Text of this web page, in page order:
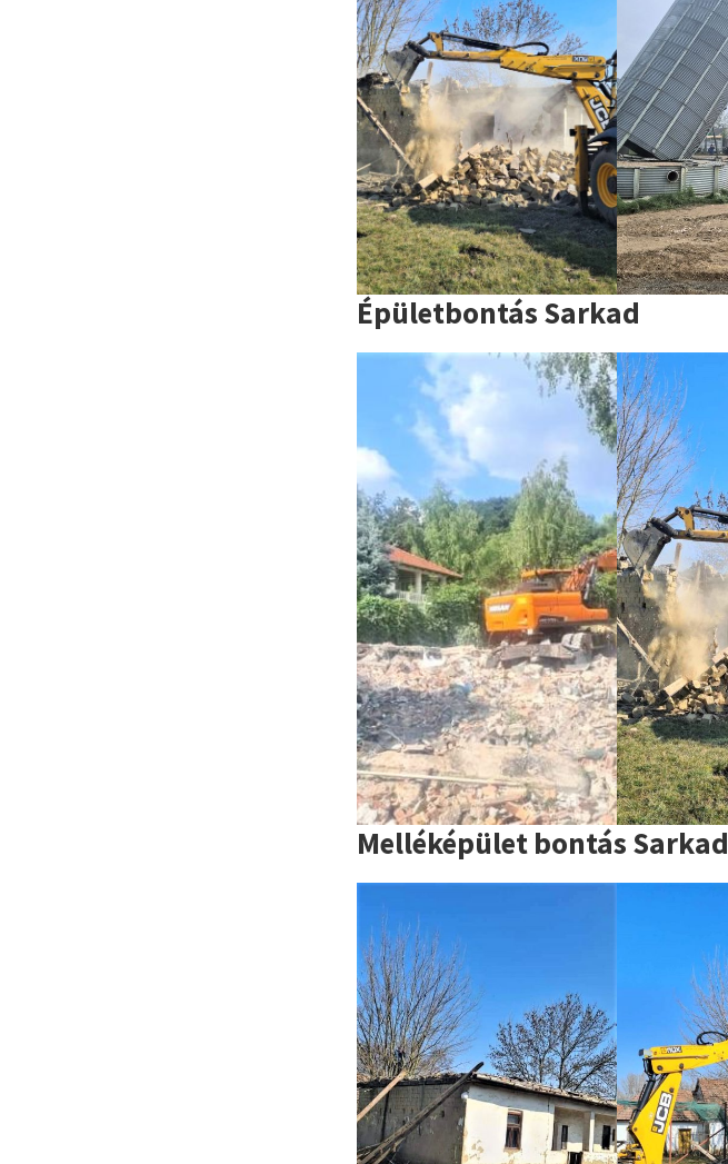
Épületbontás Sarkad
Melléképület bontás Sarkad